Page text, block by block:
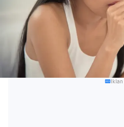
Iklan